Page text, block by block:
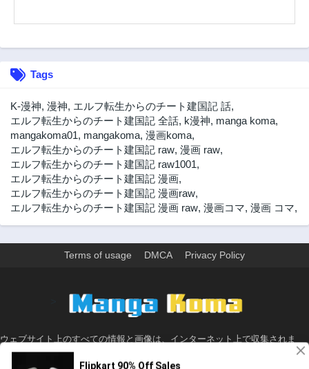
Tags
K-漫神, 漫神, エルフ転生からのチート建国記 話,
エルフ転生からのチート建国記 全話, k漫神, manga koma,
mangakoma01, mangakoma, 漫画koma,
エルフ転生からのチート建国記 raw, 漫画 raw,
エルフ転生からのチート建国記 raw1001,
エルフ転生からのチート建国記 漫画,
エルフ転生からのチート建国記 漫画raw,
エルフ転生からのチート建国記 漫画 raw, 漫画コマ, 漫画 コマ,
Terms of usage DMCA Privacy Policy
ウェブサイト上のすべての情報と画像は、インターネット上で収集されま
す。 このウェブサイトの情報については、所有していないか、責任を負いま